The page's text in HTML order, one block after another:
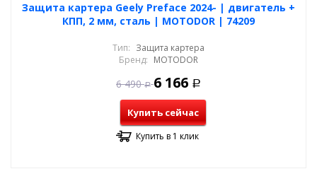
Защита картера Geely Preface 2024- | двигатель +
КПП, 2 мм, сталь | MOTODOR | 74209
Тип: Защита картера
Бренд: MOTODOR
6 490 Р 6 166 Р
Купить сейчас
Купить в 1 клик